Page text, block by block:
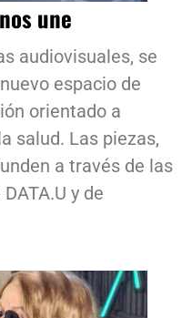
une
audiovisuales, se
espacio de
orientado a
salud. Las piezas,
a través de las
y de